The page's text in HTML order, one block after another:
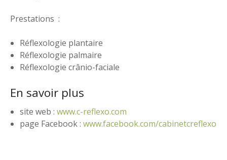
Prestations :
Réflexologie plantaire
Réflexologie palmaire
Réflexologie crânio-faciale
En savoir plus
site web :www.c-reflexo.com
page Facebook :www.facebook.com/cabinetcreflexo